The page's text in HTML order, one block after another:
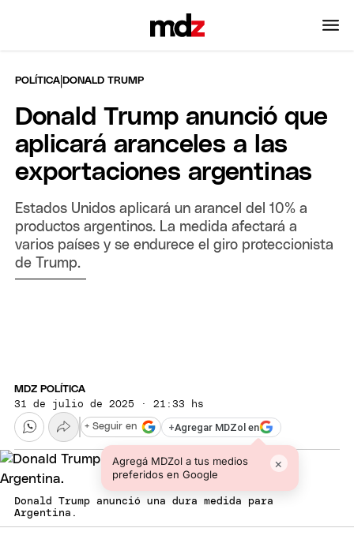
POLÍTICA |DONALD TRUMP
Donald Trump anunció que
aplicará aranceles a las
exportaciones argentinas
Estados Unidos aplicará un arancel del 10% a
productos argentinos. La medida afectará a
varios países y se endurece el giro proteccionista
de Trump.
MDZ POLÍTICA
31 de julio de 2025 · 21:33 hs
+Agregar MDZol en
Agregá MDZol a tus medios
preferidos en Google
×
+ Seguir en
Donald Trump anunció una dura medida para
Argentina.